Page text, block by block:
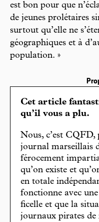
est bon pour que
de jeunes prolétaires
surtout qu’elle ne
géographiques et à
population. »
Cet article
qu’il vous a plu.
Nous, c’est CQFD,
journal marseillais
férocement
qu’on existe et
en totale
fonctionne avec
ficelle et que la
journaux pirates de